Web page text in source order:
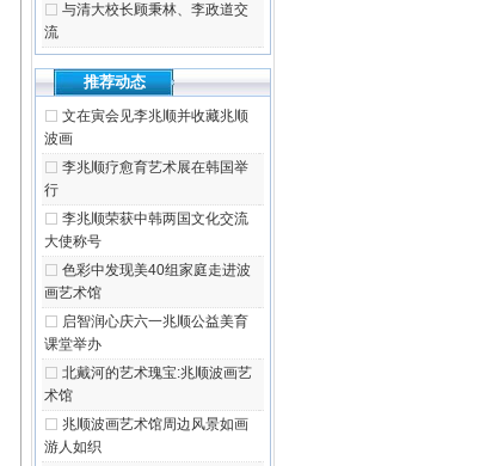
与清大校长顾秉林、李政道交
流
推荐动态
文在寅会见李兆顺并收藏兆顺
波画
李兆顺疗愈育艺术展在韩国举
行
李兆顺荣获中韩两国文化交流
大使称号
色彩中发现美40组家庭走进波
画艺术馆
启智润心庆六一兆顺公益美育
课堂举办
北戴河的艺术瑰宝:兆顺波画艺
术馆
兆顺波画艺术馆周边风景如画
游人如织